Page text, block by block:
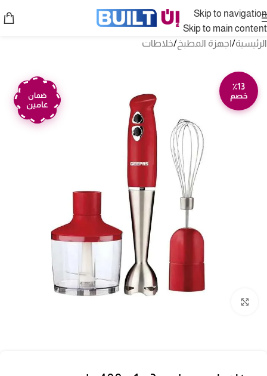
Skip to navigation
Skip to main content
الرئيسية/اجهزة المطبخ/خلاطات
٪13
خصم
ضمان
عامين